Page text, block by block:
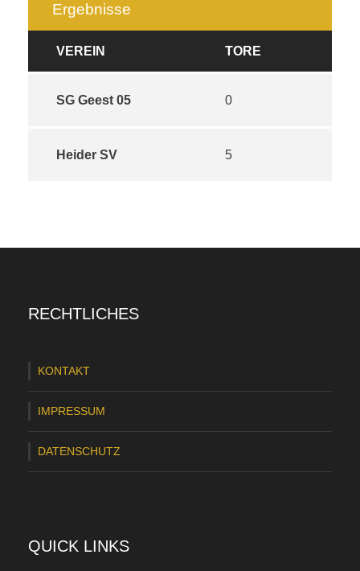
Ergebnisse
VEREIN TORE
SG Geest 05 0
Heider SV 5
RECHTLICHES
KONTAKT
IMPRESSUM
DATENSCHUTZ
QUICK LINKS